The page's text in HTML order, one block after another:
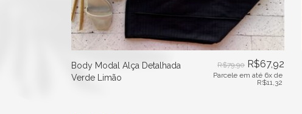
Body Modal Alça Detalhada
Verde Limão
R$79,90 R$67,92
Parcele em até 6x de
R$11,32